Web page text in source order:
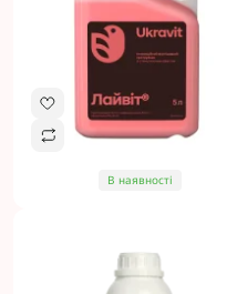
В наявності